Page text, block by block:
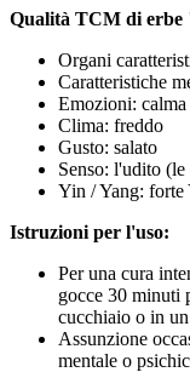
Qualità TCM di
Organi
Caratteristiche
Emozioni:
Clima: freddo
Gusto: salato
Senso: l'udito (le
Yin / Yang: forte
Istruzioni per l'uso:
Per una cura
gocce 30 minuti
cucchiaio o in
Assunzione
mentale o